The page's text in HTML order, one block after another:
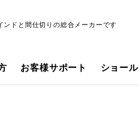
ンドと間仕切りの総合メーカーです
お客様サポート ショー